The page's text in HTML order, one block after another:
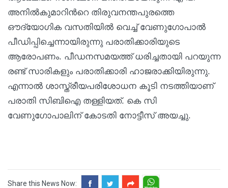
അനില്‍കുമാറിന്‍റെ തിരുവനന്തപുരത്തെ
ഔദ്യോഗിക വസതിയില്‍ വെച്ച്‌ വേണുഗോപാല്‍
പീഡിപ്പിച്ചെന്നായിരുന്നു പരാതിക്കാരിയുടെ
ആരോപണം. പീഡനസമയത്ത് ധരിച്ചതായി പറയുന്ന
രണ്ട് സാരികളും പരാതിക്കാരി ഹാജരാക്കിയിരുന്നു.
എന്നാല്‍ ശാസ്ത്രീയപരിശോധന കൂടി നടത്തിയാണ്
പരാതി സിബിഐ തള്ളിയത്. കെ സി
വേണുഗോപാലിന് കോടതി നോട്ടീസ് അയച്ചു.
Share this News Now: